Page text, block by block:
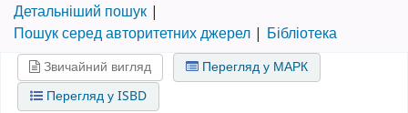
Детальніший пошук
Пошук серед авторитетних джерел
Бібліотека
Звичайний вигляд
Перегляд у МАРК
Перегляд у ISBD